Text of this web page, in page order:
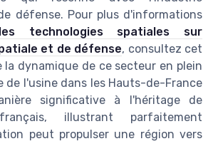
défense. Pour plus d'informations
technologies spatiales sur
et de défense, consultez cet
la dynamique de ce secteur en plein
de l'usine dans les Hauts-de-France
significative à l'héritage de
illustrant parfaitement
peut propulser une région vers